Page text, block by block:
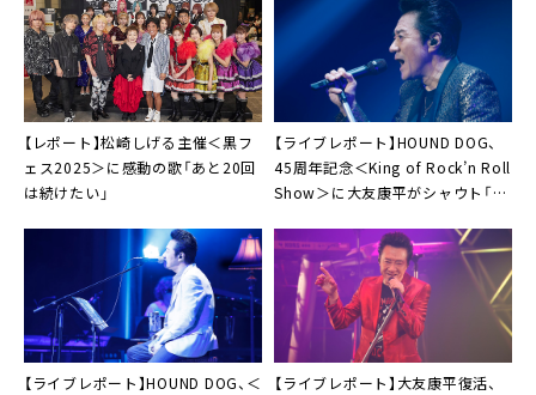
【レポート】松崎しげる主催＜黒フ
ェス2025＞に感動の歌「あと20回
は続けたい」
【ライブレポート】HOUND DOG、
45周年記念＜King of Rock’n Roll
Show＞に大友康平がシャウト「最
【ライブレポート】HOUND DOG、＜
【ライブレポート】大友康平復活、